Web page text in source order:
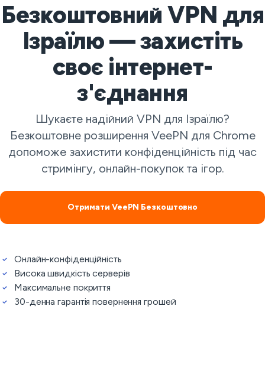
Безкоштовний VPN для
Ізраїлю — захистіть
своє інтернет-
з'єднання
Шукаєте надійний VPN для Ізраїлю?
Безкоштовне розширення VeePN для Chrome
допоможе захистити конфіденційність під час
стримінгу, онлайн-покупок та ігор.
Отримати VeePN Безкоштовно
Онлайн-конфіденційність
Висока швидкість серверів
Максимальне покриття
30-денна гарантія повернення грошей